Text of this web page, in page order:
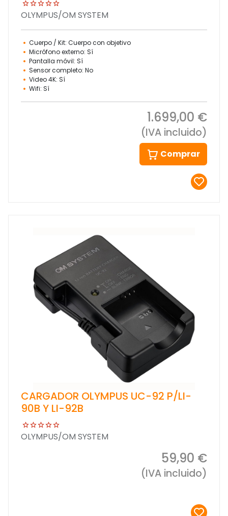
OLYMPUS/OM SYSTEM
Cuerpo / Kit: Cuerpo con objetivo
Micrófono externo: Sí
Pantalla móvil: Sí
Sensor completo: No
Video 4K: Sí
Wifi: Sí
1.699,00 €
(IVA incluido)
Comprar
CARGADOR OLYMPUS UC-92 P/LI-
90B Y LI-92B
OLYMPUS/OM SYSTEM
59,90 €
(IVA incluido)